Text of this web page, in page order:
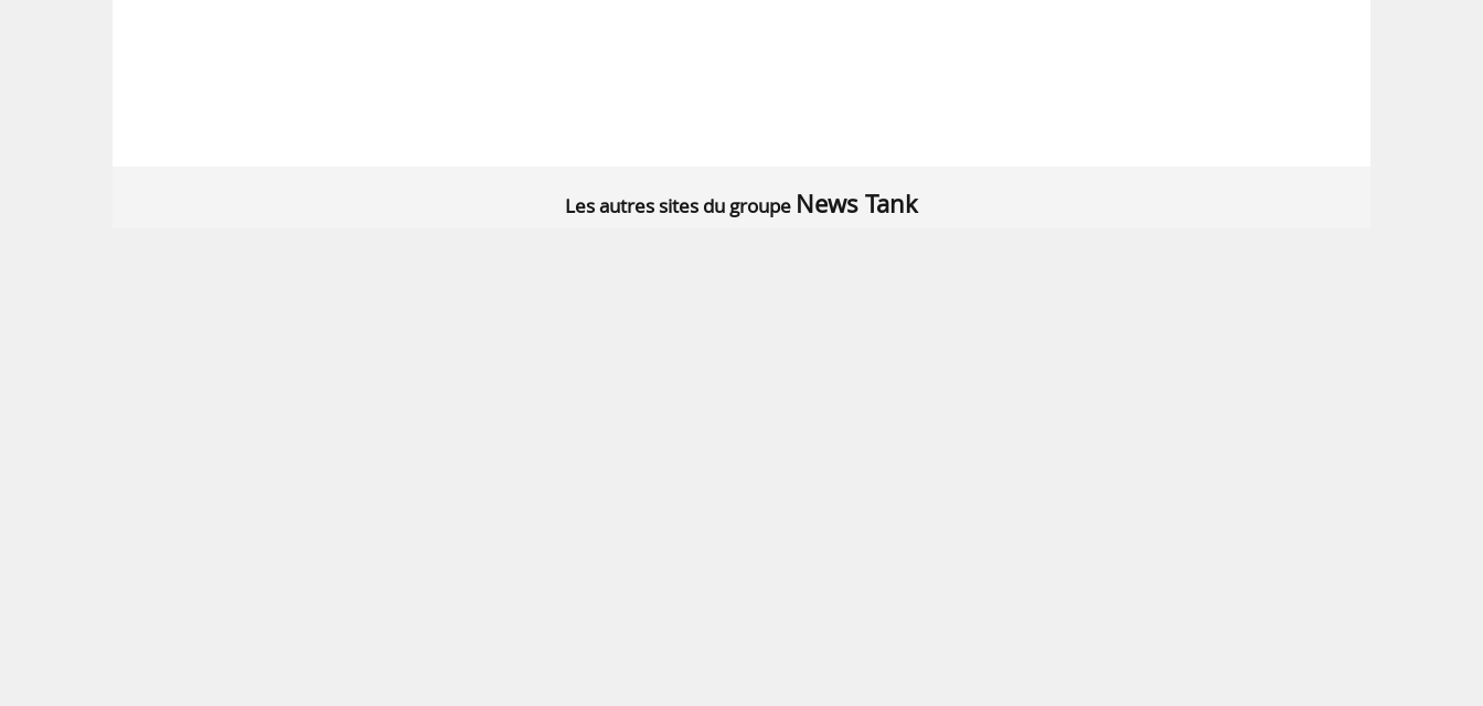
Les autres sites du groupe News Tank